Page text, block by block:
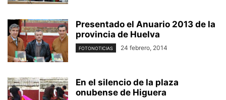
Presentado el Anuario 2013 de la
provincia de Huelva
FOTONOTICIAS 24 febrero, 2014
En el silencio de la plaza
onubense de Higuera